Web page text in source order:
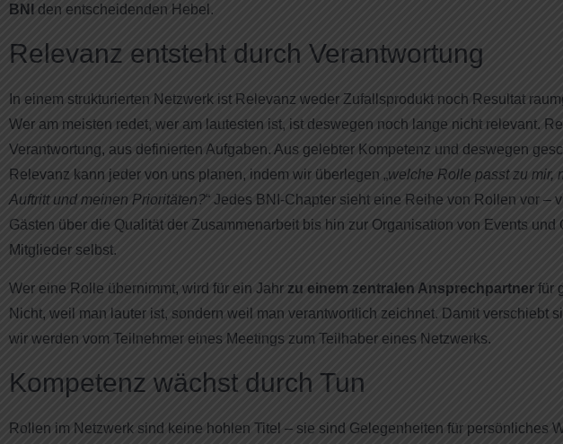
BNI
den entscheidenden Hebel.
Relevanz entsteht durch Verantwortung
In einem strukturierten Netzwerk ist Relevanz weder Zufallsprodukt noch Resultat
Wer am meisten redet, wer am lautesten ist, ist deswegen noch lange nicht relevant.
Verantwortung, aus definierten Aufgaben. Aus gelebter Kompetenz und deswegen
Relevanz kann jeder von uns planen, indem wir überlegen „welche Rolle passt zu mir,
Auftritt und meinen Prioritäten?“ Jedes BNI-Chapter sieht eine Reihe von Rollen vor –
Gästen über die Qualität der Zusammenarbeit bis hin zur Organisation von Events und
Mitglieder selbst.
Wer eine Rolle übernimmt, wird für ein Jahr zu einem zentralen Ansprechpartner für
Nicht, weil man lauter ist, sondern weil man verantwortlich zeichnet. Damit verschiebt
wir werden vom Teilnehmer eines Meetings zum Teilhaber eines Netzwerks.
Kompetenz wächst durch Tun
Rollen im Netzwerk sind keine hohlen Titel – sie sind Gelegenheiten für persönliches